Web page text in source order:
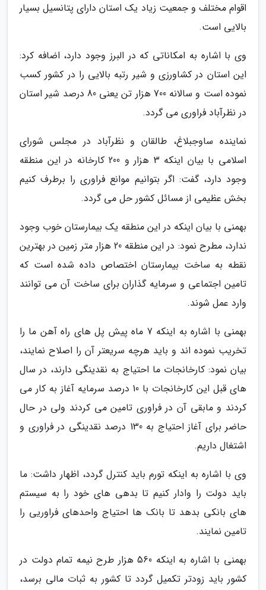
اقوام مختلف و جمعیت زیاد یک استان دارای پتانسیل بسیار
بالایی است.
وی با اشاره به امکاناتی که در البرز وجود دارد، اضافه کرد:
این استان در کشاورزی و شیر رتبه بالایی را در کشور کسب
نموده است و سالانه 700 هزار تن یعنی 80 درصد شیر استان
در نظرآباد فراوری می گردد.
نماینده ساوجبلاغ، طالقان و نظرآباد در مجلس شورای
اسلامی با بیان اینکه 3 هزار و 200 کارخانه در این منطقه
وجود دارد، گفت: اگر بتوانیم موانع فراوری را برطرف کنیم
بخش عظیمی از مسائل کشور حل می گردد.
بهمنی با بیان اینکه در این منطقه یک بیمارستان خوب وجود
ندارد، مطرح نمود: در این منطقه 20 هزار متر زمین در بهترین
نقطه به ساخت بیمارستان اختصاص داده شده است که
تامین اجتماعی و سرمایه گذاران برای ساخت آن می توانند
وارد عمل شوند.
بهمنی با اشاره به اینکه 7 ماه پیش پل های راه آهن ما را
تخریب نموده اند و باید هرچه سریعتر آن را اصلاح نمایند،
بیان نمود: کارخانجات ما احتیاج به نقدینگی دارند، در سال
های قبل این کارخانجات با 10 درصد سرمایه آغاز به کار می
کردند و مابقی آن در فراوری تامین می کردند ولی در حال
حاضر برای آغاز احتیاج به 130 درصد نقدینگی در فراوری و
اشتغال داریم.
وی با اشاره به اینکه تورم باید کنترل گردد، اظهار داشت: ما
باید دولت را وادار کنیم تا بدهی های خود را به سیستم
های بانکی بدهد تا بانک ها احتیاج واحدهای فراوریی را
تامین نمایند.
بهمنی با اشاره به اینکه 560 هزار طرح نیمه تمام دولت در
کشور باید زودتر تکمیل گردد تا کشور به ثبات مالی برسد،